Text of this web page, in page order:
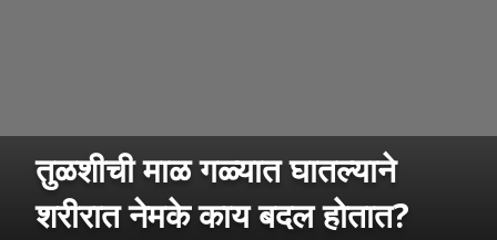
तुळशीची माळ गळ्यात घातल्याने
शरीरात नेमके काय बदल होतात?